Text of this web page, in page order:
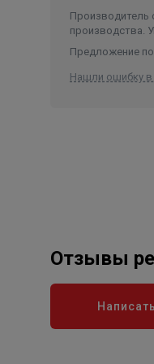
Производитель
производства.
Предложение по
Нашли ошибку в
Отзывы